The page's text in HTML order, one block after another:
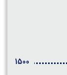
1500